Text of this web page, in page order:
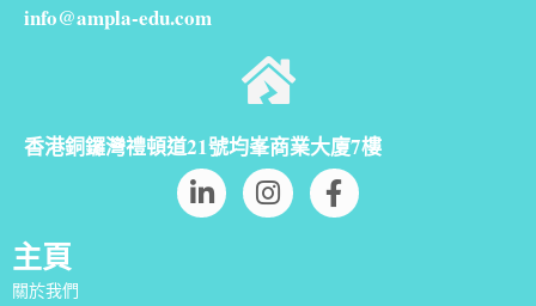
info@ampla-edu.com
香港銅鑼灣禮頓道21號均峯商業大廈7樓
主頁
關於我們